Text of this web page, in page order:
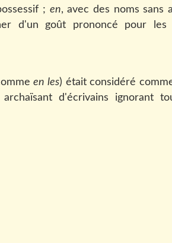
; en, avec des noms sans
d'un goût prononcé pour les
en les) était considéré
d'écrivains ignorant